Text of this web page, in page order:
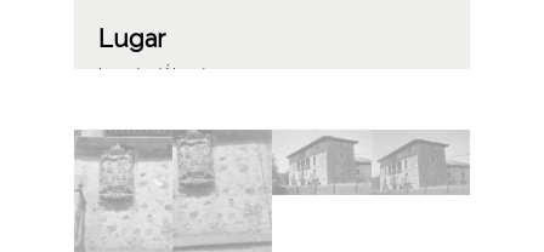
Lugar
Lagrán (Álava)
Notas
ENC-PP-00990-00995
ENC-NP-001-010-020 a 25